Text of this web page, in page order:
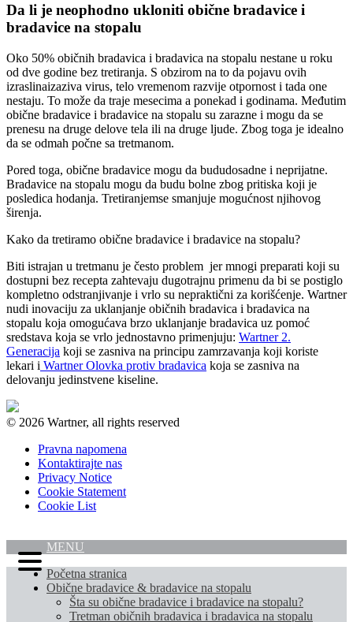
Da li je neophodno ukloniti obične bradavice i
bradavice na stopalu
Oko 50% običnih bradavica i bradavica na stopalu nestane u roku
od dve godine bez tretiranja. S obzirom na to da pojavu ovih
izraslinaizaziva virus, telo vremenom razvije otpornost i tada one
nestaju. To može da traje mesecima a ponekad i godinama. Međutim
obične bradavice i bradavice na stopalu su zarazne i mogu da se
prenesu na druge delove tela ili na druge ljude. Zbog toga je idealno
da se odmah počne sa tretmanom.
Pored toga, obične bradavice mogu da bududosadne i neprijatne.
Bradavice na stopalu mogu da budu bolne zbog pritiska koji je
posledica hodanja. Tretiranjemse smanjuje mogućnost njihovog
širenja.
Kako da tretiramo obične bradavice i bradavice na stopalu?
Biti istrajan u tretmanu je često problem jer mnogi preparati koji su
dostupni bez recepta zahtevaju dugotrajnu primenu da bi se postiglo
kompletno odstranjivanje i vrlo su nepraktični za korišćenje. Wartner
nudi inovaciju za uklanjanje običnih bradavica i bradavica na
stopalu koja omogućava brzo uklanjanje bradavica uz pomoć
sredstava koja se vrlo jednostavno primenjuju: Wartner 2.
Generacija koji se zasniva na principu zamrzavanja koji koriste
lekari i Wartner Olovka protiv bradavica koja se zasniva na
delovanju jedinstvene kiseline.
© 2026 Wartner, all rights reserved
Pravna napomena
Kontaktirajte nas
Privacy Notice
Cookie Statement
Cookie List
MENU
Početna stranica
Obične bradavice & bradavice na stopalu
Šta su obične bradavice i bradavice na stopalu?
Tretman običnih bradavica i bradavica na stopalu